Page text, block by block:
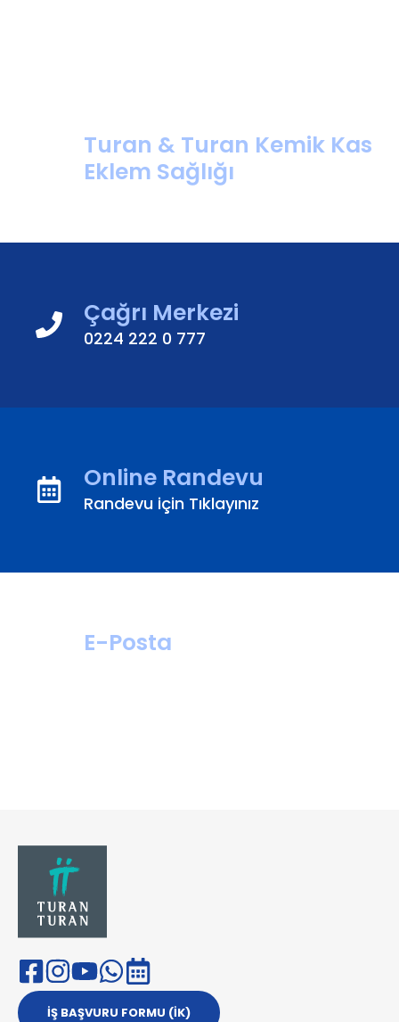
Turan & Turan Kemik Kas
Eklem Sağlığı
Çağrı Merkezi
0224 222 0 777
Online Randevu
Randevu için Tıklayınız
E-Posta
İŞ BAŞVURU FORMU (İK)